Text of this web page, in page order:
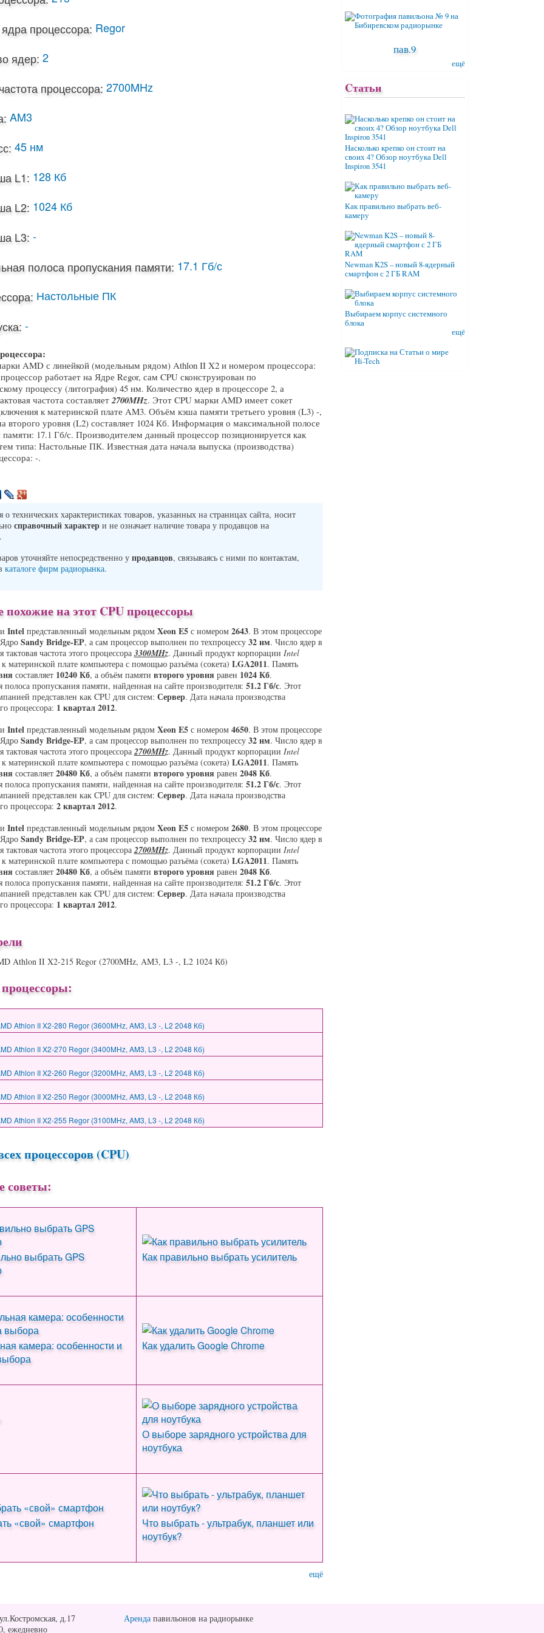
процессора: Regor
ядер: 2
процессора: 2700MHz
AM3
45 нм
L1: 128 Кб
L2: 1024 Кб
L3: -
полоса пропускания памяти: 17.1 Гб/с
Настольные ПК
-
AMD с линейкой (модельным рядом) Athlon II X2 и номером процессора:
работает на Ядре Regor, сам CPU сконструирован по
процессу (литография) 45 нм. Количество ядер в процессоре 2, а
частота составляет2700MHz. Этот CPU марки AMD имеет сокет
к материнской плате AM3. Объём кэша памяти третьего уровня (L3) -,
второго уровня (L2) составляет 1024 Кб. Информация о максимальной полосе
памяти: 17.1 Гб/с. Производителем данный процессор позиционируется как
типа: Настольные ПК. Известная дата начала выпуска (производства)
-.
технических характеристиках товаров, указанных на страницах сайта, носит
справочный характери не означает наличие товара у продавцов на
уточняйте непосредственно у продавцов, связываясь с ними по контактам,
каталоге фирм радиорынка.
на этот CPU процессоры
Intel представленный модельным рядом Xeon E5с номером 2643. В этом процессоре
Sandy Bridge-EP, а сам процессор выполнен по техпроцессу 32 нм. Число ядер в
тактовая частота этого процессора 3300MHz. Данный продукт корпорации Intel
материнской плате компьютера с помощью разъёма (сокета) LGA2011. Память
составляет 10240 Кб, а объём памяти второго уровня равен 1024 Кб.
пропускания памяти, найденная на сайте производителя: 51.2 Гб/с. Этот
представлен как CPU для систем: Сервер. Дата начала производства
процессора: 1 квартал 2012.
Intel представленный модельным рядом Xeon E5с номером 4650. В этом процессоре
Sandy Bridge-EP, а сам процессор выполнен по техпроцессу 32 нм. Число ядер в
тактовая частота этого процессора2700MHz. Данный продукт корпорации Intel
материнской плате компьютера с помощью разъёма (сокета) LGA2011. Память
составляет 20480 Кб, а объём памяти второго уровня равен 2048 Кб.
пропускания памяти, найденная на сайте производителя: 51.2 Гб/с. Этот
представлен как CPU для систем: Сервер. Дата начала производства
процессора: 2 квартал 2012.
Intel представленный модельным рядом Xeon E5с номером 2680. В этом процессоре
Sandy Bridge-EP, а сам процессор выполнен по техпроцессу 32 нм. Число ядер в
тактовая частота этого процессора2700MHz. Данный продукт корпорации Intel
материнской плате компьютера с помощью разъёма (сокета) LGA2011. Память
составляет 20480 Кб, а объём памяти второго уровня равен 2048 Кб.
пропускания памяти, найденная на сайте производителя: 51.2 Гб/с. Этот
представлен как CPU для систем: Сервер. Дата начала производства
процессора: 1 квартал 2012.
Athlon II X2-215 Regor (2700MHz, AM3, L3 -, L2 1024 Кб)
Athlon II X2-280 Regor (3600MHz, AM3, L3 -, L2 2048 Кб)
Athlon II X2-270 Regor (3400MHz, AM3, L3 -, L2 2048 Кб)
Athlon II X2-260 Regor (3200MHz, AM3, L3 -, L2 2048 Кб)
Athlon II X2-250 Regor (3000MHz, AM3, L3 -, L2 2048 Кб)
Athlon II X2-255 Regor (3100MHz, AM3, L3 -, L2 2048 Кб)
процессоров (CPU)
советы:
выбрать GPS
Как правильно выбрать усилитель
камера: особенности и
Как удалить Google Chrome
О выборе зарядного устройства для
ноутбука
«свой» смартфон
Что выбрать - ультрабук, планшет или
ноутбук?
ещё
пав.9
ещё
Cтатьи
Насколько крепко он стоит на
своих 4? Обзор ноутбука Dell
Inspiron 3541
Как правильно выбрать веб-
камеру
Newman K2S – новый 8-ядерный
смартфон с 2 ГБ RAM
Выбираем корпус системного
блока
ещё
д.17
ежедневно
Аренда павильонов на радиорынке